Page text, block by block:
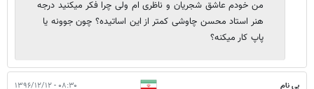
من خودم عاشق شجریان و ناظری ام ولی چرا فکر میکنید درجه
هنر استاد محسن چاوشی کمتر از این اساتیده؟ چون جوونه یا
پاپ کار میکنه؟
بی نام ۰۸:۳۰ - ۱۳۹۶/۱۲/۱۲